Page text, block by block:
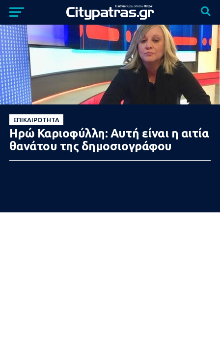
ΕΠΙΚΑΙΡΌΤΗΤΑ
Ηρώ Καριοφύλλη: Αυτή είναι η αιτία
θανάτου της δημοσιογράφου